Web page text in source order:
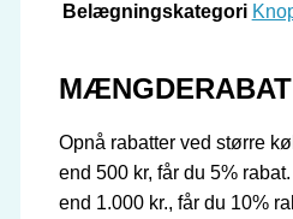
Belægningskategori
MÆNGDERABAT
Opnå rabatter ved større
end 500 kr, får du 5%
end 1.000 kr., får du 10%